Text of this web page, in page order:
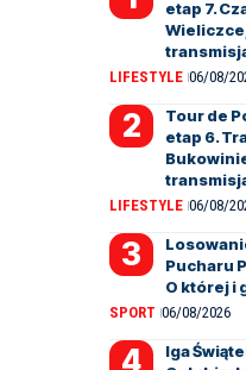
etap 7.
LIFESTYLE 06/08/
Tour de
etap 6.
LIFESTYLE 06/08/
Pucharu
O której i
SPORT 06/08/2026
Iga